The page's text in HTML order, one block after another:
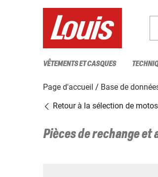
VÊTEMENTS ET CASQUES
Page d'accueil Base de
Retour à la sélection de motos
Pièces de rechange et